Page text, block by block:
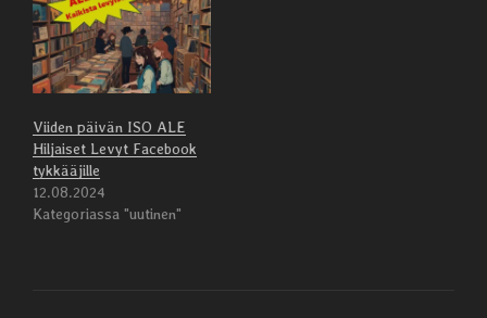
Viiden päivän ISO ALE
Hiljaiset Levyt Facebook
tykkääjille
12.08.2024
Kategoriassa "uutinen"